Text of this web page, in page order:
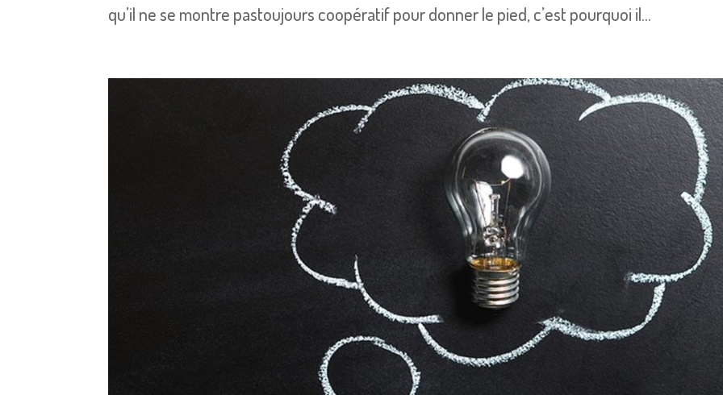
qu’il ne se montre pastoujours coopératif pour donner le pied, c’est pourquoi il...